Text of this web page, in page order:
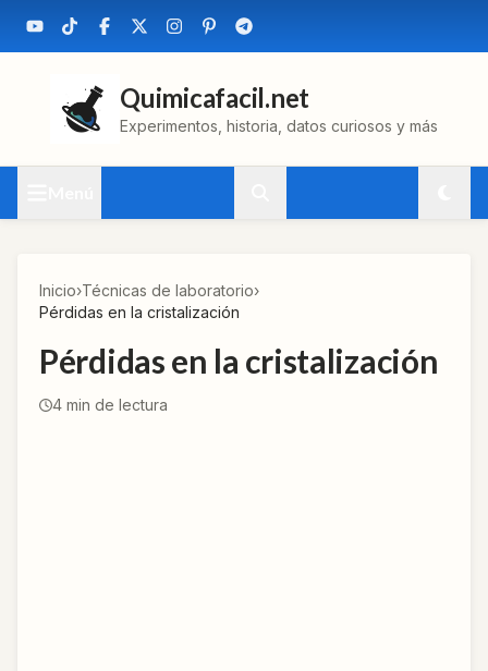
Quimicafacil.net
Experimentos, historia, datos curiosos y más
Inicio›Técnicas de laboratorio›
Pérdidas en la cristalización
Pérdidas en la cristalización
4 min de lectura